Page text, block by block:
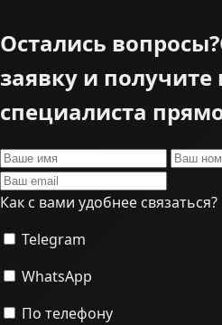
Остались вопросы?
заявку и
специалиста
Как с вами удобнее связаться?
Telegram
WhatsApp
По телефону